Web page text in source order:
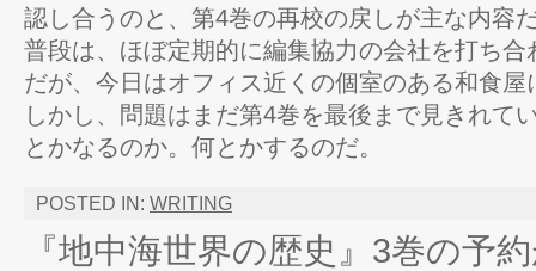
認し合うのと、第4巻の再校の戻しが主な内容
普段は、ほぼ定期的に編集協力の会社を打ち
だが、今日はオフィス近くの個室のある和食屋
しかし、問題はまだ第4巻を最後まで見きれて
とかなるのか。何とかするのだ。
POSTED IN: WRITING
『地中海世界の歴史』3巻の予